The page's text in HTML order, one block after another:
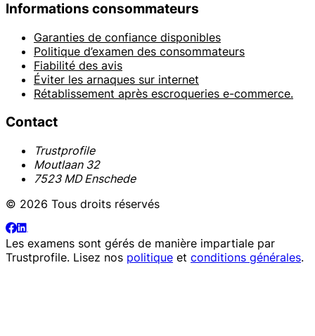
Informations consommateurs
Garanties de confiance disponibles
Politique d’examen des consommateurs
Fiabilité des avis
Éviter les arnaques sur internet
Rétablissement après escroqueries e-commerce.
Contact
Trustprofile
Moutlaan 32
7523 MD Enschede
© 2026 Tous droits réservés
Les examens sont gérés de manière impartiale par
Trustprofile. Lisez nos politique et conditions générales.